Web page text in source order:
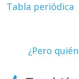
Tabla periódica
¿Pero